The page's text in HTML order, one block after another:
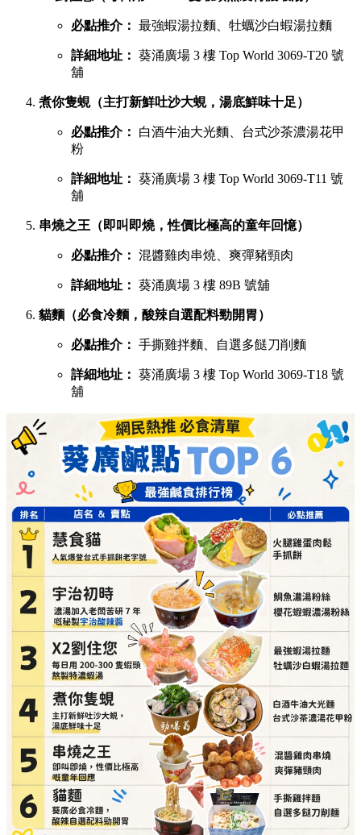
必點推介： 最強蝦湯拉麵、牡蠣沙白蝦湯拉麵
詳細地址： 葵涌廣場 3 樓 Top World 3069-T20 號
舖
煮你隻蜆（主打新鮮吐沙大蜆，湯底鮮味十足）
必點推介：
白酒牛油大光麵、台式沙茶濃湯花甲
粉
詳細地址： 葵涌廣場 3 樓 Top World 3069-T11 號
舖
串燒之王（即叫即燒，性價比極高的童年回憶）
必點推介： 混醬雞肉串燒、爽彈豬頸肉
詳細地址： 葵涌廣場 3 樓 89B 號舖
貓麵（必食冷麵，酸辣自選配料勁開胃）
必點推介： 手撕雞拌麵、自選多餸刀削麵
詳細地址： 葵涌廣場 3 樓 Top World 3069-T18 號
舖